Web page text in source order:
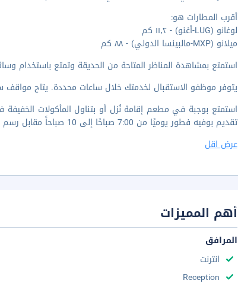
أقرب المطارات هو:
لوغانو (LUG-أغنو) - ١١٫٢ كم
ميلانو (MXP-مالبينسا الدولي) - ٨٨ كم
استمتع بمشاهدة المناظر المتاحة من الحديقة وتمتع باستخدام
يتوفر موظفو الاستقبال لخدمتك خلال ساعات محددة. يتاح مواقف
استمتع بوجبة في مطعم إقامة نُزل أو بتناول المأكولات
تقديم بوفيه فطور يوميًا من 7:00 صباحًا إلى 10 صباحاً مقابل رسم إضافي.
عرض اقل
أهم المميزات
المرافق
انترنت
Reception